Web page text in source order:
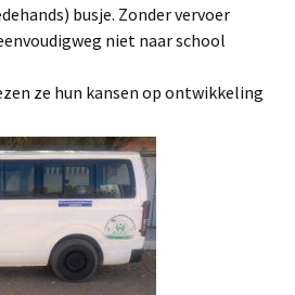
busje. Zonder vervoer
niet naar school
ze hun kansen op ontwikkeling